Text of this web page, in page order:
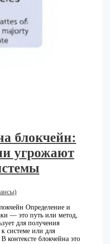
блокчейн:
угрожают
Определение и
— это путь или метод,
для получения
системе или для
контексте блокчейна это